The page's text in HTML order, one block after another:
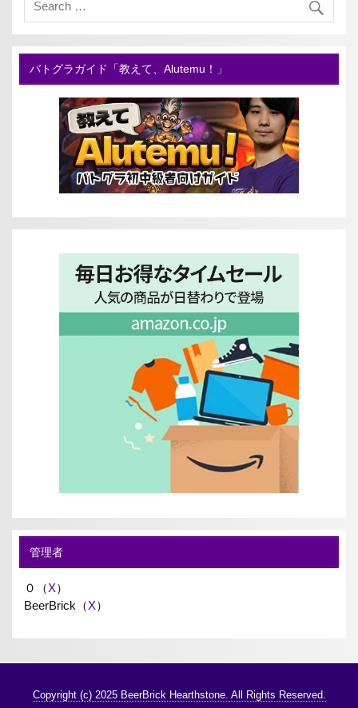
バトグラガイド「教えて、Alutemu！」
管理者
０（X）
BeerBrick（X）
Copyright (c) 2025 BeerBrick Hearthstone. All Rights Reserved.